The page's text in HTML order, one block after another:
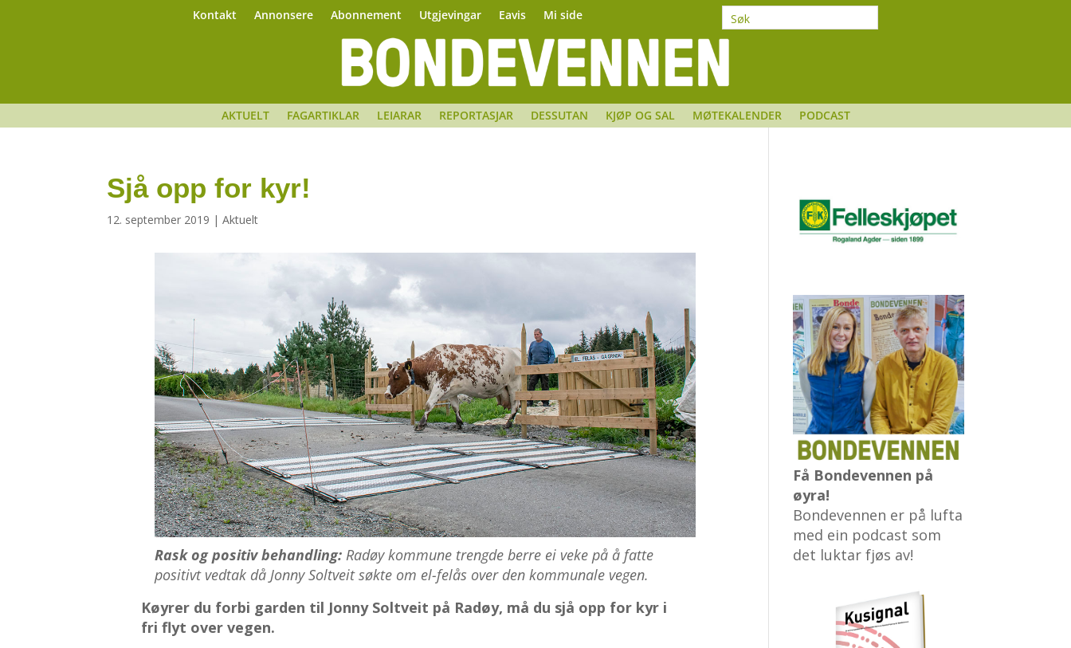
Kontakt Annonsere Abonnement Utgjevingar Eavis Mi side
AKTUELT FAGARTIKLAR LEIARAR REPORTASJAR DESSUTAN KJØP OG SAL MØTEKALENDER PODCAST
Sjå opp for kyr!
12. september 2019 |Aktuelt
Rask og positiv behandling: Radøy kommune trengde berre ei veke på å fatte
positivt vedtak då Jonny Soltveit søkte om el-felås over denkommunale vegen.
Køyrer du forbi garden til Jonny Soltveit på Radøy, må du sjå opp for kyr i
fri flyt over vegen.
Få Bondevennen på
øyra!
Bondevennen er på lufta
med ein podcast som
det luktar fjøs av!